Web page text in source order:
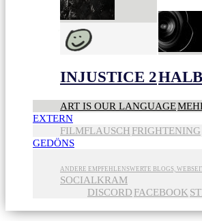
INJUSTICE 2
ART IS OUR LANGUAGE
EXTERN
FILMFLAUSCH FRIGHTENING
GEDÖNS
ANDERE EMPFEHLENSWERTE BLOGS,
SOCIALKRAM
DISCORD FACEBOOK